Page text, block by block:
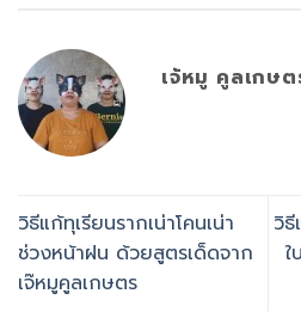
เจ้หมู คูลเกษต
วิธีแก้ทุเรียนรากเน่าโคนเน่า
ช่วงหน้าฝน ด้วยสูตรเด็ดจาก
เจ๊หมูคูลเกษตร
วิ
ใ